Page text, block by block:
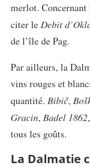
merlot. Concernant
citer leDebit
de l’île de Pag.
Par ailleurs, la
vins rouges et
quantité.Bibič,
Gracin,Badel 1862
tous les goûts.
La Dalmatie